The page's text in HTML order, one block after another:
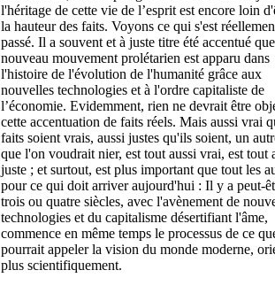
l'héritage de cette vie de l’esprit est encore loin
la hauteur des faits. Voyons ce qui s'est
passé. Il a souvent et à juste titre été accentué
nouveau mouvement prolétarien est apparu dans
l'histoire de l'évolution de l'humanité grâce aux
nouvelles technologies et à l'ordre capitaliste de
l’économie. Evidemment, rien ne devrait être
cette accentuation de faits réels. Mais aussi vrai
faits soient vrais, aussi justes qu'ils soient, un
que l'on voudrait nier, est tout aussi vrai, est tout
juste ; et surtout, est plus important que tout les
pour ce qui doit arriver aujourd'hui : Il y a peut-
trois ou quatre siècles, avec l'avènement de
technologies et du capitalisme désertifiant l'âme,
commence en même temps le processus de ce
pourrait appeler la vision du monde moderne,
plus scientifiquement.